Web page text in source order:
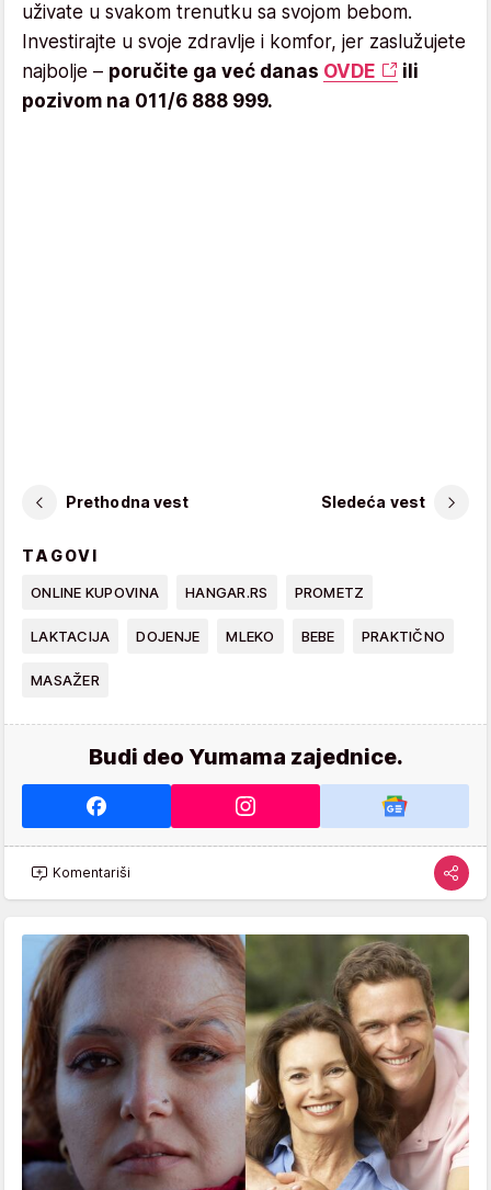
uživate u svakom trenutku sa svojom bebom.
Investirajte u svoje zdravlje i komfor, jer zaslužujete
najbolje – poručite ga već danas OVDE
ili
pozivom na 011/6 888 999.
Prethodna vest Sledeća vest
TAGOVI
ONLINE KUPOVINA HANGAR.RS PROMETZ
LAKTACIJA DOJENJE MLEKO BEBE PRAKTIČNO
MASAŽER
Budi deo Yumama zajednice.
Komentariši